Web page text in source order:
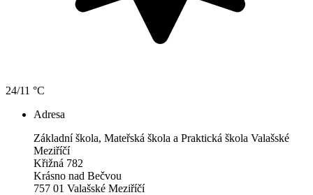
24/11 °C
Adresa
Základní škola, Mateřská škola a Praktická škola Valašské
Meziříčí
Křižná 782
Krásno nad Bečvou
757 01 Valašské Meziříčí